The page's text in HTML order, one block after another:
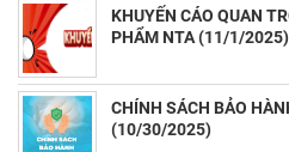
KHUYẾN CÁO QUAN
PHẨM NTA (11/1/2025)
CHÍNH SÁCH BẢO
(10/30/2025)